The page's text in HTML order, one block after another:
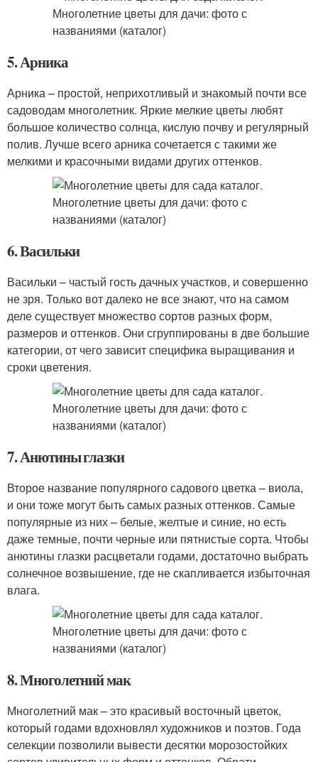
5. Арника
Арника – простой, неприхотливый и знакомый почти все
садоводам многолетник. Яркие мелкие цветы любят
большое количество солнца, кислую почву и регулярный
полив. Лучше всего арника сочетается с такими же
мелкими и красочными видами других оттенков.
6. Васильки
Васильки – частый гость дачных участков, и совершенно
не зря. Только вот далеко не все знают, что на самом
деле существует множество сортов разных форм,
размеров и оттенков. Они сгруппированы в две большие
категории, от чего зависит специфика выращивания и
сроки цветения.
7. Анютины глазки
Второе название популярного садового цветка – виола,
и они тоже могут быть самых разных оттенков. Самые
популярные из них – белые, желтые и синие, но есть
даже темные, почти черные или пятнистые сорта. Чтобы
анютины глазки расцветали годами, достаточно выбрать
солнечное возвышение, где не скапливается избыточная
влага.
8. Многолетний мак
Многолетний мак – это красивый восточный цветок,
который годами вдохновлял художников и поэтов. Года
селекции позволили вывести десятки морозостойких